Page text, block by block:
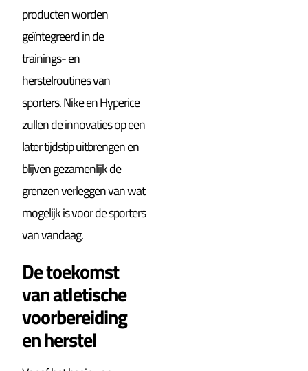
producten worden
geïntegreerd in de
trainings- en
herstelroutines van
sporters. Nike en Hyperice
zullen de innovaties op een
later tijdstip uitbrengen en
blijven gezamenlijk de
grenzen verleggen van wat
mogelijk is voor de sporters
van vandaag.
De toekomst
van atletische
voorbereiding
en herstel